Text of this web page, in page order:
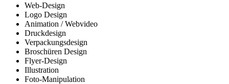
Web-Design
Logo Design
Animation / Webvideo
Druckdesign
Verpackungsdesign
Broschüren Design
Flyer-Design
Illustration
Foto-Manipulation